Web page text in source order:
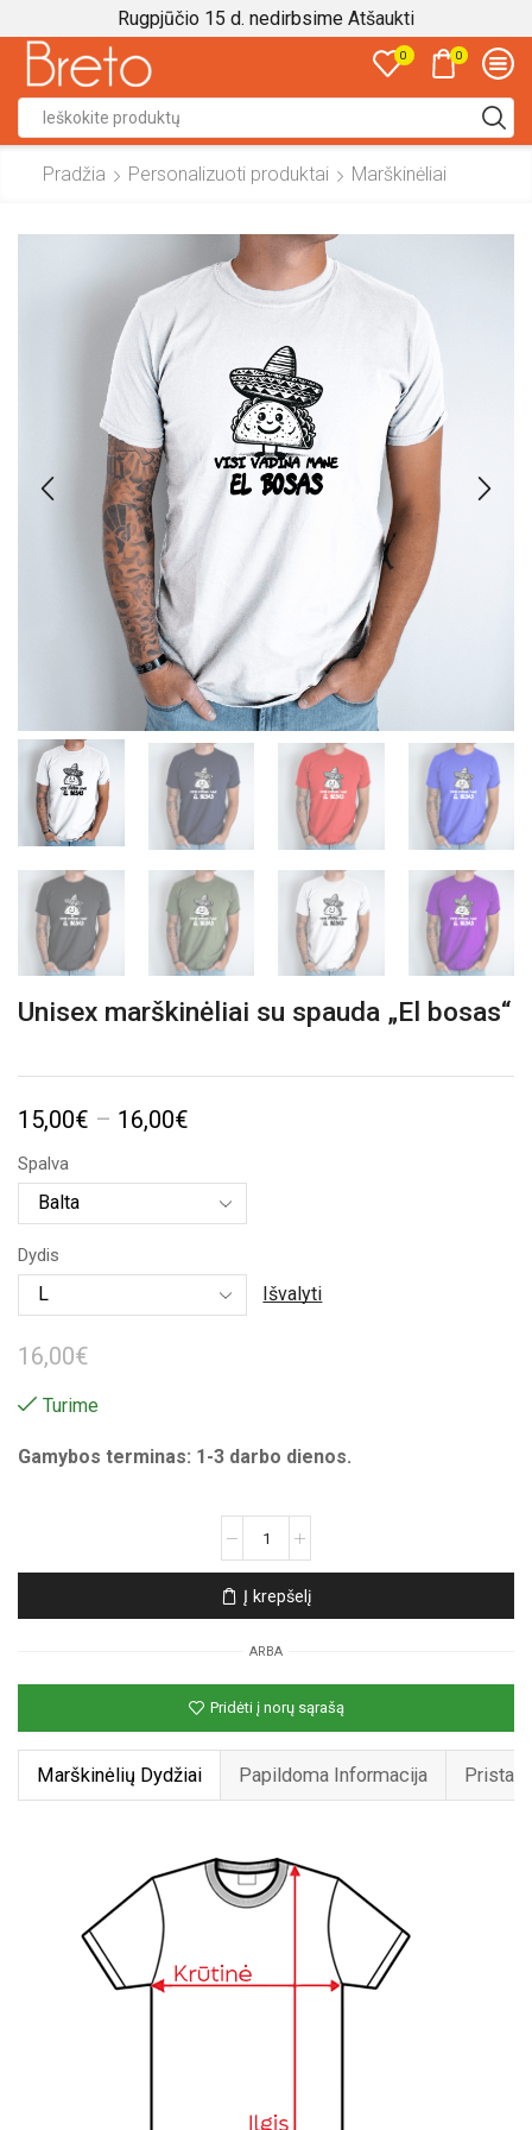
Rugpjūčio 15 d. nedirbsime Atšaukti
0 0
input
Pradžia Personalizuoti produktai Marškinėliai
Unisex marškinėliai su spauda „El bosas“
15,00€ – 16,00€
15,00€
through
16,00€
Spalva
Dydis
Išvalyti
16,00€
Turime
Gamybos terminas: 1-3 darbo dienos.
Unisex
marškinėliai
spauda
„El
bosas“
Į krepšelį
ARBA
Pridėti į norų sąrašą
Marškinėlių Dydžiai Papildoma Informacija